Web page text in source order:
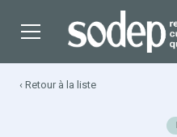
‹ Retour à la liste